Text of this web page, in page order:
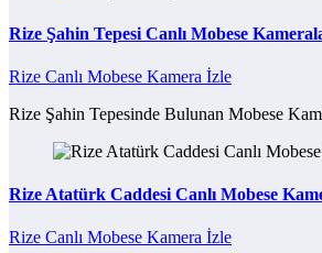
Rize Şahin Tepesi Canlı Mobese
Rize Canlı Mobese Kamera İzle
Rize Şahin Tepesinde Bulunan Mobese
Rize Atatürk Caddesi Canlı Mobese
Rize Canlı Mobese Kamera İzle